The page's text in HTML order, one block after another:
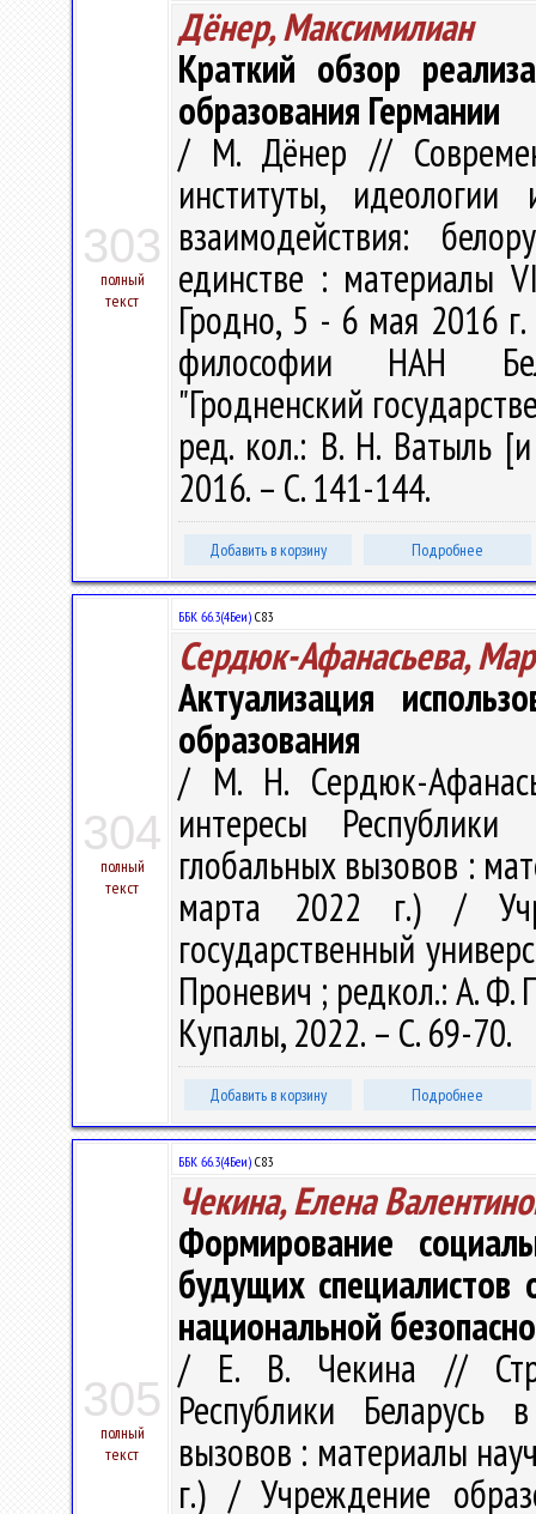
303
полный
текст
Дёнер, Максимилиан
Краткий обзор
образования Германии
/ М. Дёнер //
институты, идеологии
взаимодействия:
единстве : материалы
Гродно, 5 - 6 мая 2016
философии НАН
"Гродненский
ред. кол.: В. Н. Ватыль
2016. – С. 141-144.
Добавить в корзину Подробнее
304
полный
текст
ББК 66.3(4Беи) С83
Сердюк-Афанасьева,
Актуализация
образования
/ М. Н. Сердюк-
интересы
глобальных вызовов :
марта 2022 г.) /
государственный
Проневич ; редкол.: А. Ф.
Купалы, 2022. – С. 69-70.
Добавить в корзину Подробнее
305
полный
текст
ББК 66.3(4Беи) С83
Чекина, Елена
Формирование
будущих специалистов
национальной
/ Е. В. Чекина //
Республики Беларусь
вызовов : материалы
г.) / Учреждение